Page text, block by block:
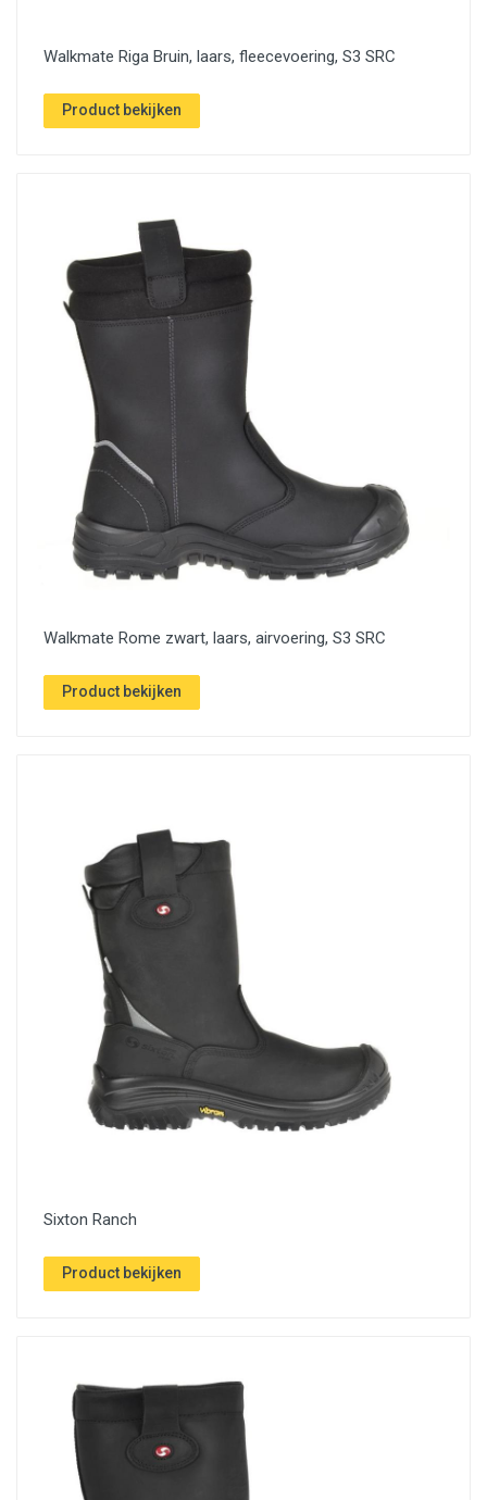
Walkmate Riga Bruin, laars, fleecevoering, S3 SRC
Product bekijken
Walkmate Rome zwart, laars, airvoering, S3 SRC
Product bekijken
Sixton Ranch
Product bekijken